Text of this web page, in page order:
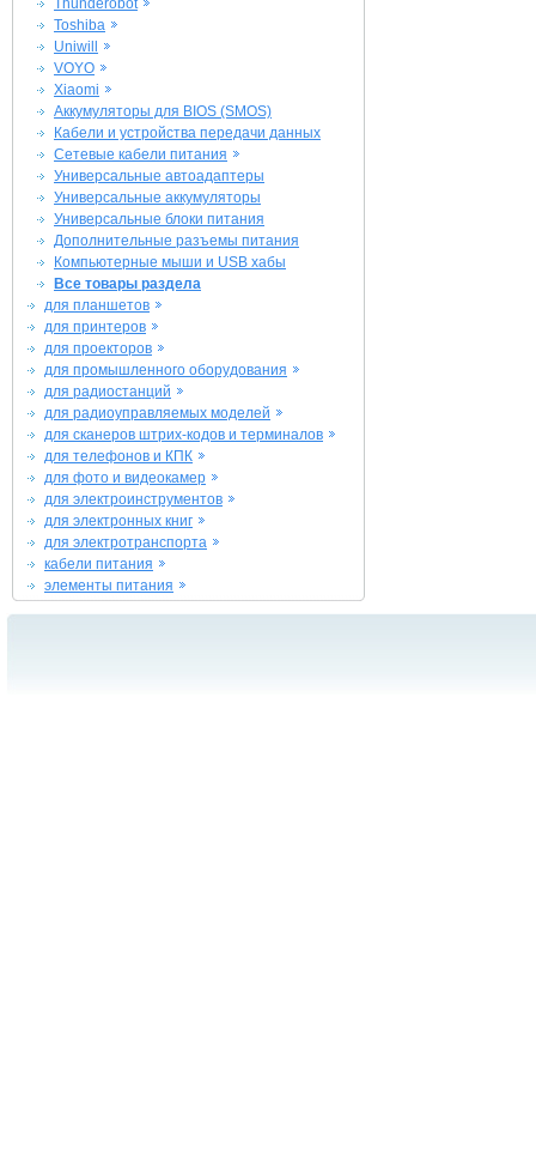
Thunderobot
Toshiba
Uniwill
VOYO
Xiaomi
Аккумуляторы для BIOS (SMOS)
Кабели и устройства передачи данных
Сетевые кабели питания
Универсальные автоадаптеры
Универсальные аккумуляторы
Универсальные блоки питания
Дополнительные разъемы питания
Компьютерные мыши и USB хабы
Все товары раздела
для планшетов
для принтеров
для проекторов
для промышленного оборудования
для радиостанций
для радиоуправляемых моделей
для сканеров штрих-кодов и терминалов
для телефонов и КПК
для фото и видеокамер
для электроинструментов
для электронных книг
для электротранспорта
кабели питания
элементы питания